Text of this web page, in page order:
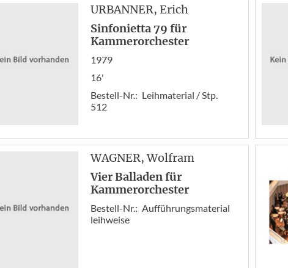
URBANNER, Erich
Sinfonietta 79 für
Kammerorchester
1979
16'
Bestell-Nr.: Leihmaterial / Stp.
512
WAGNER, Wolfram
Vier Balladen für
Kammerorchester
Bestell-Nr.: Aufführungsmaterial
leihweise